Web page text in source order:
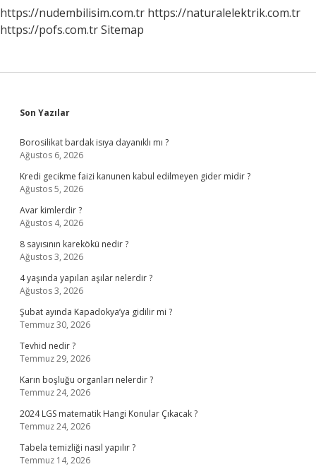
https://nudembilisim.com.tr https://naturalelektrik.com.tr
https://pofs.com.trSitemap
Sidebar
Son Yazılar
Borosilikat bardak isıya dayanıklı mı ?
Ağustos 6, 2026
Kredi gecikme faizi kanunen kabul edilmeyen gider midir ?
Ağustos 5, 2026
Avar kimlerdir ?
Ağustos 4, 2026
8 sayısının karekökü nedir ?
Ağustos 3, 2026
4 yaşında yapılan aşılar nelerdir ?
Ağustos 3, 2026
Şubat ayında Kapadokya’ya gidilir mi ?
Temmuz 30, 2026
Tevhid nedir ?
Temmuz 29, 2026
Karın boşluğu organları nelerdir ?
Temmuz 24, 2026
2024 LGS matematik Hangi Konular Çıkacak ?
Temmuz 24, 2026
Tabela temizliği nasıl yapılır ?
Temmuz 14, 2026